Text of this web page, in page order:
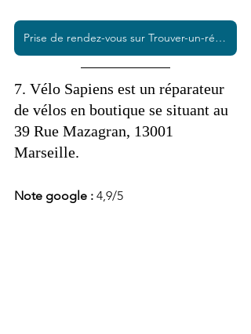
Prise de rendez-vous sur Trouver-un-réparateur.fr
7. Vélo Sapiens est un réparateur
de vélos en boutique se situant au
39 Rue Mazagran, 13001
Marseille.
Note google : 4,9/5